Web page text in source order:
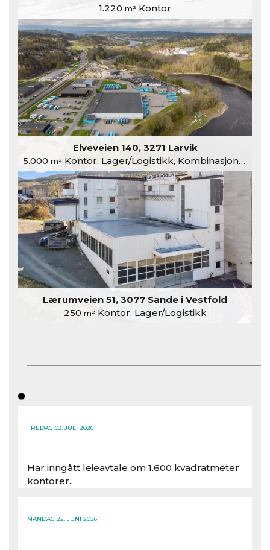
1.220 m² Kontor
Elveveien 140, 3271 Larvik
5.000 m²Kontor, Lager/Logistikk, Kombinasjonslokaler
Lærumveien 51, 3077 Sande i Vestfold
250 m²Kontor, Lager/Logistikk
FREDAG 03. JULI 2026
Har inngått leieavtale om 1.600 kvadratmeter
kontorer..
MANDAG 22. JUNI 2026